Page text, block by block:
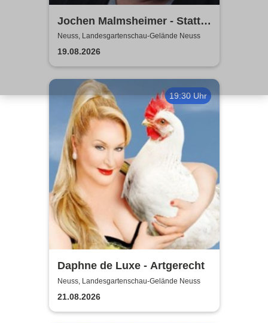
Jochen Malmsheimer - Statt
wesentlich die Welt bewegt,
hab ich wohl nur das Meer
gepflügt
Neuss, Landesgartenschau-Gelände Neuss
19.08.2026
19:30 Uhr
Daphne de Luxe - Artgerecht
Neuss, Landesgartenschau-Gelände Neuss
21.08.2026